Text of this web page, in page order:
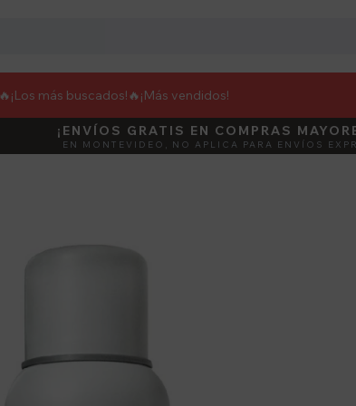
🔥¡Los más buscados!🔥 ¡Más vendidos!
DEBUT
¡ENVÍOS GRATIS EN COMPRAS
EN MONTEVIDEO, NO APLICA PARA ENVÍOS